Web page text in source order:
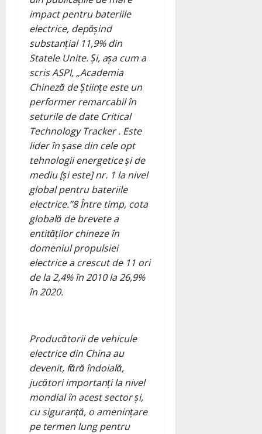
impact pentru bateriile
electrice, depășind
substanțial 11,9% din
Statele Unite. Și, așa cum a
scris ASPI, „Academia
Chineză de Științe este un
performer remarcabil în
seturile de date Critical
Technology Tracker . Este
lider în șase din cele opt
tehnologii energetice și de
mediu [și este] nr. 1 la nivel
global pentru bateriile
electrice.”8Între timp, cota
globală de brevete a
entităților chineze în
domeniul propulsiei
electrice a crescut de 11 ori
de la 2,4% în 2010 la 26,9%
în 2020.
Producătorii de vehicule
electrice din China au
devenit, fără îndoială,
jucători importanți la nivel
mondial în acest sector și,
cu siguranță, o amenințare
pe termen lung pentru